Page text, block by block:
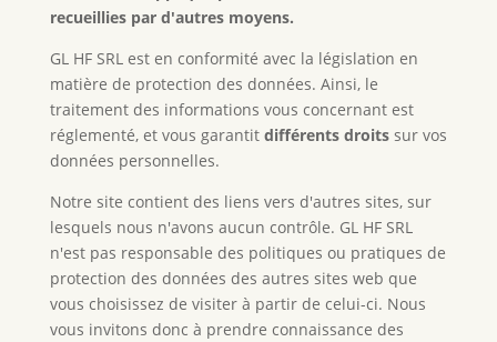
recueillies par d'autres moyens.
GL HF SRL est en conformité avec la législation en
matière de protection des données. Ainsi, le
traitement des informations vous concernant est
réglementé, et vous garantit différents droitssur vos
données personnelles.
Notre site contient des liens vers d'autres sites, sur
lesquels nous n'avons aucun contrôle. GL HF SRL
n'est pas responsable des politiques ou pratiques de
protection des données des autres sites web que
vous choisissez de visiter à partir de celui-ci. Nous
vous invitons donc à prendre connaissance des